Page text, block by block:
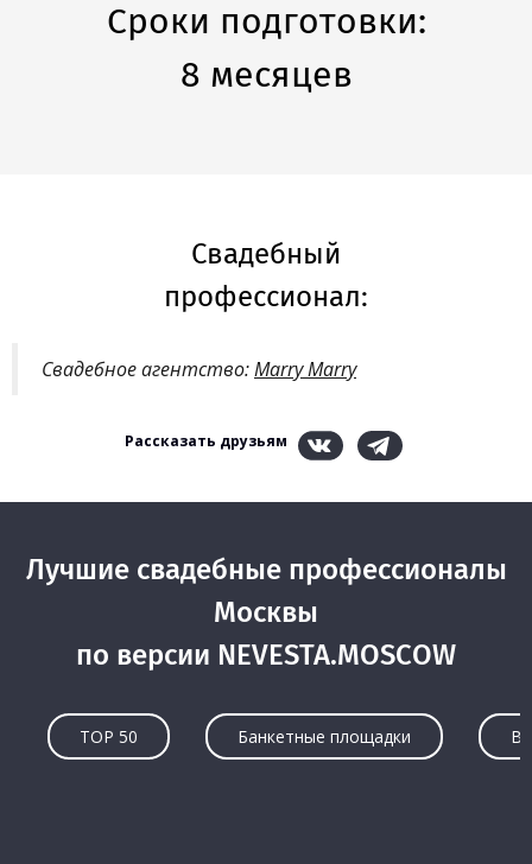
Сроки подготовки:
8 месяцев
Свадебный
профессионал:
Свадебное агентство:Marry Marry
Рассказать друзьям
Лучшие свадебные профессионалы
Москвы
по версии NEVESTA.MOSCOW
TOP 50 Банкетные площадки